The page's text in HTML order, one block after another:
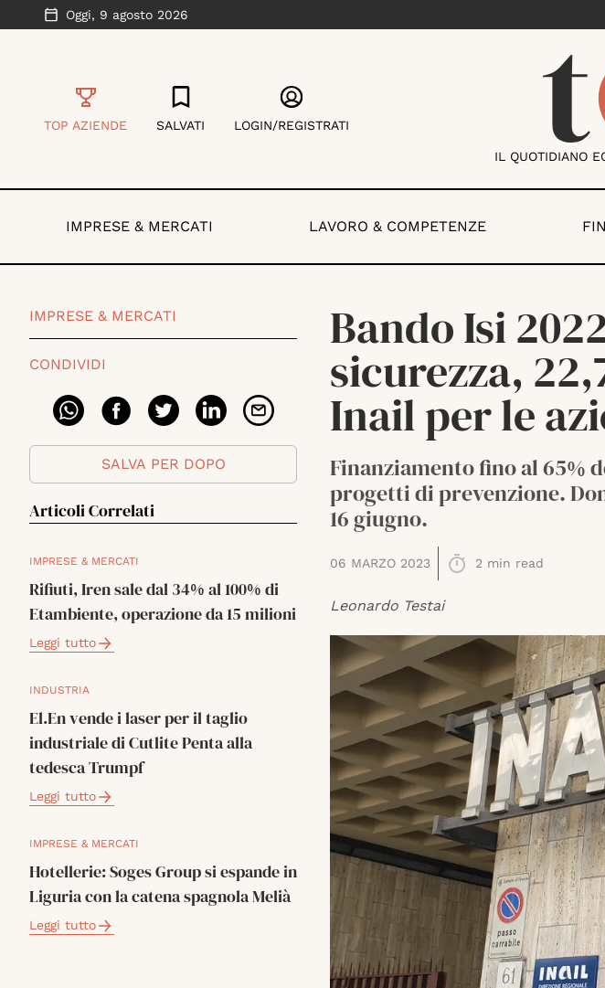
Oggi, 9 agosto 2026
TOP AZIENDE SALVATI LOGIN/REGISTRATI
IL QUOTIDIANO
IMPRESE & MERCATI LAVORO & COMPETENZE
IMPRESE & MERCATI
CONDIVIDI
SALVA PER DOPO
Articoli Correlati
IMPRESE & MERCATI
Rifiuti, Iren sale dal 34% al 100% di
Etambiente, operazione da 15 milioni
Leggi tutto
INDUSTRIA
El.En vende i laser per il taglio
industriale di Cutlite Penta alla
tedesca Trumpf
Leggi tutto
IMPRESE & MERCATI
Hotellerie: Soges Group si espande in
Liguria con la catena spagnola Melià
Leggi tutto
Bando Isi
sicurezza,
Inail per le
Finanziamento fino al 65%
progetti di prevenzione.
16 giugno.
06 MARZO 2023 2 min read
Leonardo Testai